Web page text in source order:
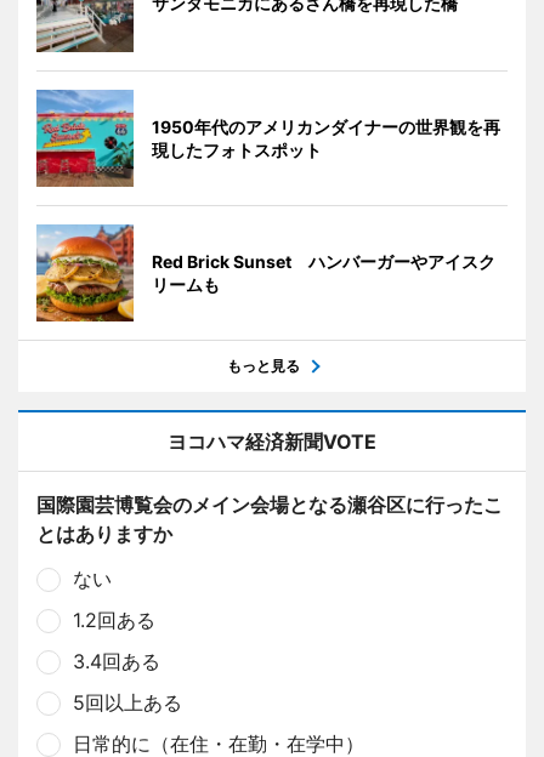
1950年代のアメリカンダイナーの世界観を再
現したフォトスポット
Red Brick Sunset ハンバーガーやアイスク
リームも
もっと見る
ヨコハマ経済新聞VOTE
国際園芸博覧会のメイン会場となる瀬谷区に行ったこ
とはありますか
ない
1.2回ある
3.4回ある
5回以上ある
日常的に（在住・在勤・在学中）